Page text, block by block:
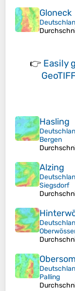
Gloneck
👉 Easily
Hasling
Bergen
Alzing
Siegsdorf
Palling